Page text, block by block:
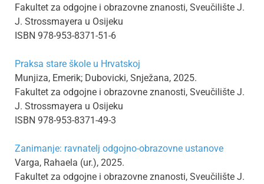
Fakultet za odgojne i obrazovne znanosti, Sveučilište J.
J. Strossmayera u Osijeku
ISBN 978-953-8371-51-6
Praksa stare škole u Hrvatskoj
Munjiza, Emerik; Dubovicki, Snježana, 2025.
Fakultet za odgojne i obrazovne znanosti, Sveučilište J.
J. Strossmayera u Osijeku
ISBN 978-953-8371-49-3
Zanimanje: ravnatelj odgojno-obrazovne ustanove
Varga, Rahaela (ur.), 2025.
Fakultet za odgojne i obrazovne znanosti, Sveučilište J.